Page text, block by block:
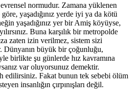
normudur. Zamana yüklenen
yaşadığınız yerde iyi ya da kötü
yaşadığınız yer bir Amiş köyüyse,
Buna karşılık bir metropolde
zaten izin verilmez, sistem sizi
Dünyanın büyük bir çoğunluğu,
birlikte şu günlerde hız kavramına
var oluyorsunuz demektir.
edilirsiniz. Fakat bunun tek sebebi ölüm
insanlığın çırpınışları değil.